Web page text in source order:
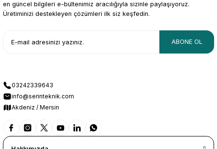
en güncel bilgileri e-bültenimiz aracılığıyla sizinle paylaşıyoruz.
Üretiminizi destekleyen çözümleri ilk siz keşfedin.
ABONE OL
03242339643
info@serinteknik.com
Akdeniz / Mersin